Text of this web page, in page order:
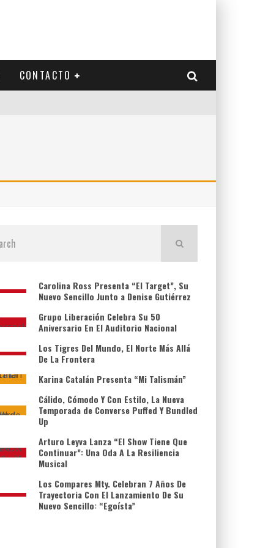
CONTACTO
Carolina Ross Presenta “El Target”, Su
Nuevo Sencillo Junto a Denise Gutiérrez
Grupo Liberación Celebra Su 50
Aniversario En El Auditorio Nacional
Los Tigres Del Mundo, El Norte Más Allá
De La Frontera
Karina Catalán Presenta “Mi Talismán”
Cálido, Cómodo Y Con Estilo, La Nueva
Temporada de Converse Puffed Y Bundled
Up
Arturo Leyva Lanza “El Show Tiene Que
Continuar”: Una Oda A La Resiliencia
Musical
Los Compares Mty. Celebran 7 Años De
Trayectoria Con El Lanzamiento De Su
Nuevo Sencillo: “Egoísta”